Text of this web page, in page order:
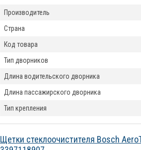
Производитель
Страна
Код товара
Тип дворников
Длина водительского дворника
Длина пассажирского дворника
Тип крепления
Щетки стеклоочистителя Bosch